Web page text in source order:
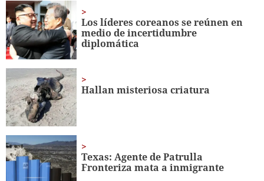
minute,
56
seconds
Los líderes coreanos se reúnen en
medio de incertidumbre
diplomática
Hallan misteriosa criatura
Texas: Agente de Patrulla
Fronteriza mata a inmigrante